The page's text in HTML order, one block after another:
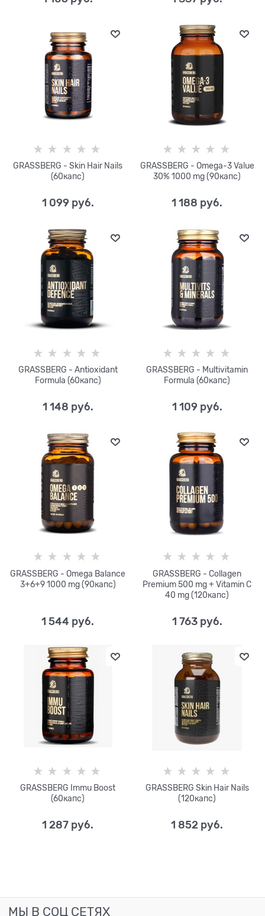
GRASSBERG - Skin Hair Nails
(60капс)
1 099 руб.
GRASSBERG - Omega-3 Value
30% 1000 mg (90капс)
1 188 руб.
GRASSBERG - Antioxidant
Formula (60капс)
1 148 руб.
GRASSBERG - Multivitamin
Formula (60капс)
1 109 руб.
GRASSBERG - Omega Balance
3+6+9 1000 mg (90капс)
1 544 руб.
GRASSBERG - Collagen
Premium 500 mg + Vitamin C
40 mg (120капс)
1 763 руб.
GRASSBERG Immu Boost
(60капс)
1 287 руб.
GRASSBERG Skin Hair Nails
(120капс)
1 852 руб.
МЫ В СОЦ СЕТЯХ